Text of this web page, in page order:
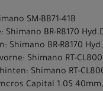
SM-BB71-41B
Shimano BR-R8170
Shimano BR-R8170
Shimano RT-
Shimano RT-
Capital 1.0S